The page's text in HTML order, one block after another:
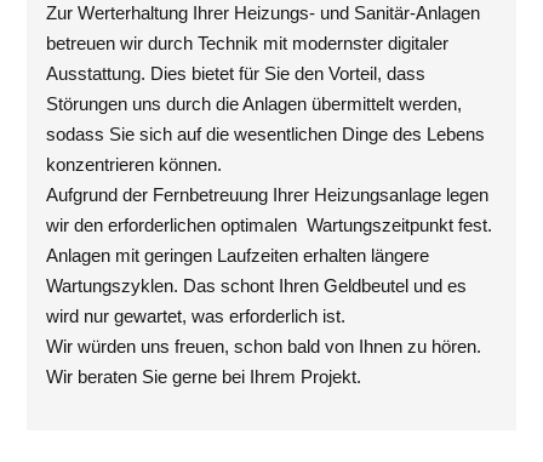
Zur Werterhaltung Ihrer Heizungs- und Sanitär-Anlagen
betreuen wir durch Technik mit modernster digitaler
Ausstattung. Dies bietet für Sie den Vorteil, dass
Störungen uns durch die Anlagen übermittelt werden,
sodass Sie sich auf die wesentlichen Dinge des Lebens
konzentrieren können.
Aufgrund der Fernbetreuung Ihrer Heizungsanlage legen
wir den erforderlichen optimalen Wartungszeitpunkt fest.
Anlagen mit geringen Laufzeiten erhalten längere
Wartungszyklen. Das schont Ihren Geldbeutel und es
wird nur gewartet, was erforderlich ist.
Wir würden uns freuen, schon bald von Ihnen zu hören.
Wir beraten Sie gerne bei Ihrem Projekt.